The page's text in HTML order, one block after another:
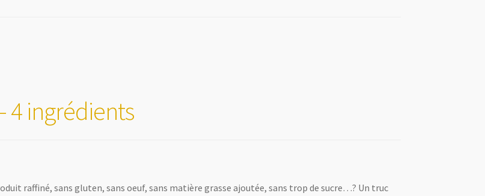
4 ingrédients
raffiné, sans gluten, sans oeuf, sans matière grasse ajoutée, sans trop de sucre…? Un truc